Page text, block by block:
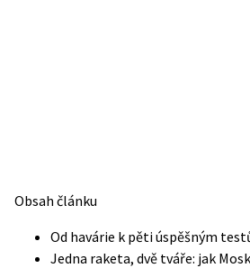
Obsah článku
Od havárie k pěti úspěšným
Jedna raketa, dvě tváře: jak